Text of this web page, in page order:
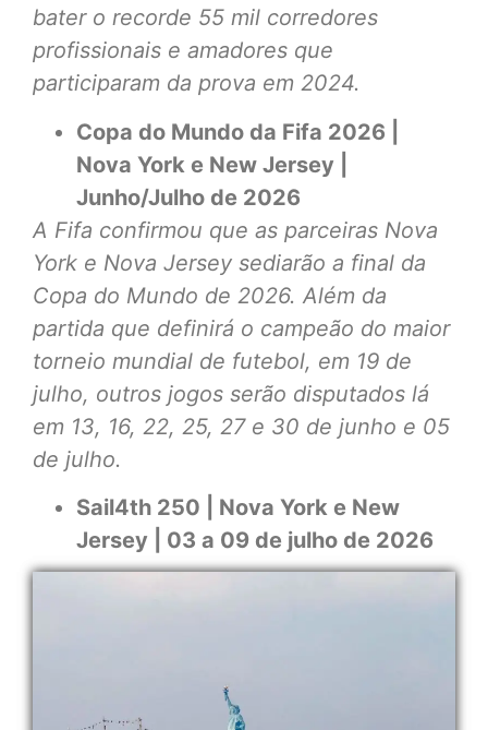
bater o recorde 55 mil corredores
profissionais e amadores que
participaram da prova em 2024.
Copa do Mundo da Fifa 2026 |
Nova York e New Jersey |
Junho/Julho de 2026
A Fifa confirmou que as parceiras Nova
York e Nova Jersey sediarão a final da
Copa do Mundo de 2026. Além da
partida que definirá o campeão do maior
torneio mundial de futebol, em 19 de
julho, outros jogos serão disputados lá
em 13, 16, 22, 25, 27 e 30 de junho e 05
de julho.
Sail4th 250 | Nova York e New
Jersey | 03 a 09 de julho de 2026